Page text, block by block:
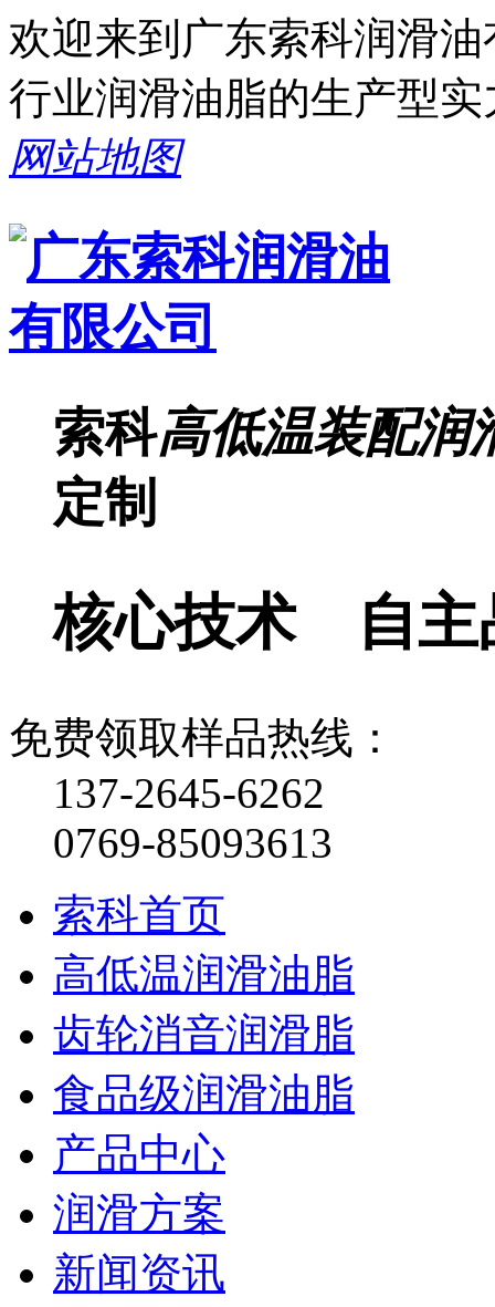
欢迎来到广东索科润滑
行业润滑油脂的生产型
网站地图
索科高低温装配润
定制
核心技术 自
免费领取样品热线：
137-2645-6262
0769-85093613
索科首页
高低温润滑油脂
齿轮消音润滑脂
食品级润滑油脂
产品中心
润滑方案
新闻资讯